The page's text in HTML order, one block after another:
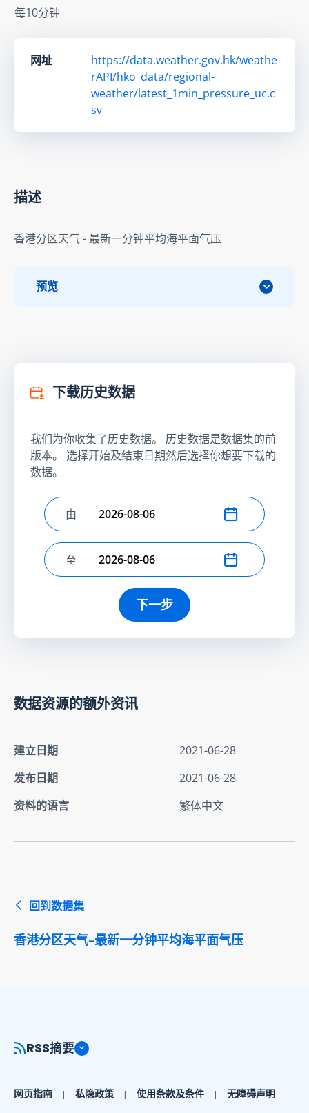
每10分钟
网址
https://data.weather.gov.hk/weathe
rAPI/hko_data/regional-
weather/latest_1min_pressure_uc.c
sv
描述
香港分区天气 - 最新一分钟平均海平面气压
预览
下载历史数据
我们为你收集了历史数据。 历史数据是数据集的前
版本。 选择开始及结束日期然后选择你想要下载的
数据。
选择开始日期
由
选择结束日期
至
下一步
数据资源的额外资讯
建立日期
2021-06-28
发布日期
2021-06-28
资料的语言
繁体中文
回到数据集
香港分区天气–最新一分钟平均海平面气压
RSS摘要
网页指南 私隐政策 使用条款及条件 无障碍声明